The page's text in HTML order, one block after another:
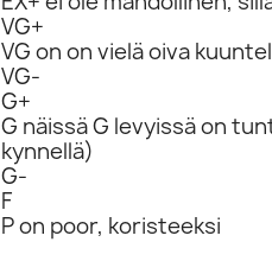
VG+
VG on on vielä oiva
VG-
G+
G näissä G levyissä on
kynnellä)
G-
F
P on poor, koristeeksi